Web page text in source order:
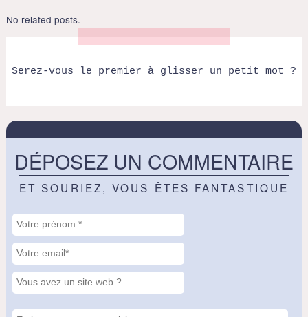
No related posts.
Serez-vous le premier à glisser un petit mot ?
DÉPOSEZ UN COMMENTAIRE
ET SOURIEZ, VOUS ÊTES FANTASTIQUE